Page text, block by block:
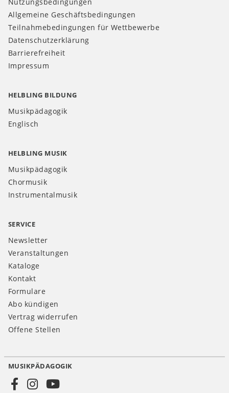
Allgemeine Geschäftsbedingungen
Teilnahmebedingungen für Wettbewerbe
Datenschutzerklärung
Barrierefreiheit
Impressum
HELBLING BILDUNG
Musikpädagogik
Englisch
HELBLING MUSIK
Musikpädagogik
Chormusik
Instrumentalmusik
SERVICE
Newsletter
Veranstaltungen
Kataloge
Kontakt
Formulare
Abo kündigen
Vertrag widerrufen
Offene Stellen
Social
MUSIKPÄDAGOGIK